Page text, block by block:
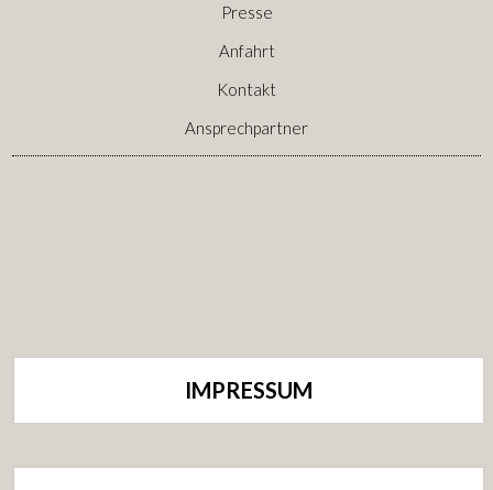
Presse
Anfahrt
Kontakt
Ansprechpartner
IMPRESSUM